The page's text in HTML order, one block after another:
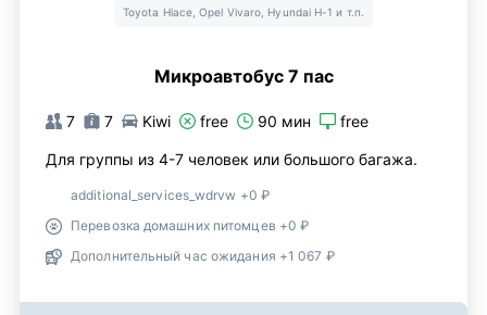
Toyota Hiace, Opel Vivaro, Hyundai H-1 и т.п.
Микроавтобус 7 пас
7 7 Kiwi free 90 мин free
Для группы из 4-7 человек или большого багажа.
additional_services_wdrvw +0 ₽
Перевозка домашних питомцев +0 ₽
Дополнительный час ожидания +1 067 ₽